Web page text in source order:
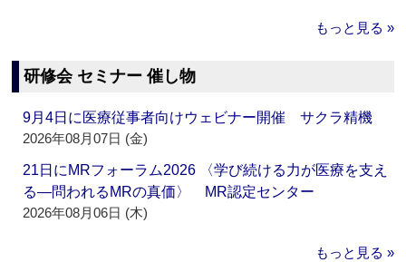
もっと見る »
研修会 セミナー 催し物
9月4日に医療従事者向けウェビナー開催 サクラ精機
2026年08月07日 (金)
21日にMRフォーラム2026 〈学び続ける力が医療を支え
る―問われるMRの真価〉 MR認定センター
2026年08月06日 (木)
もっと見る »